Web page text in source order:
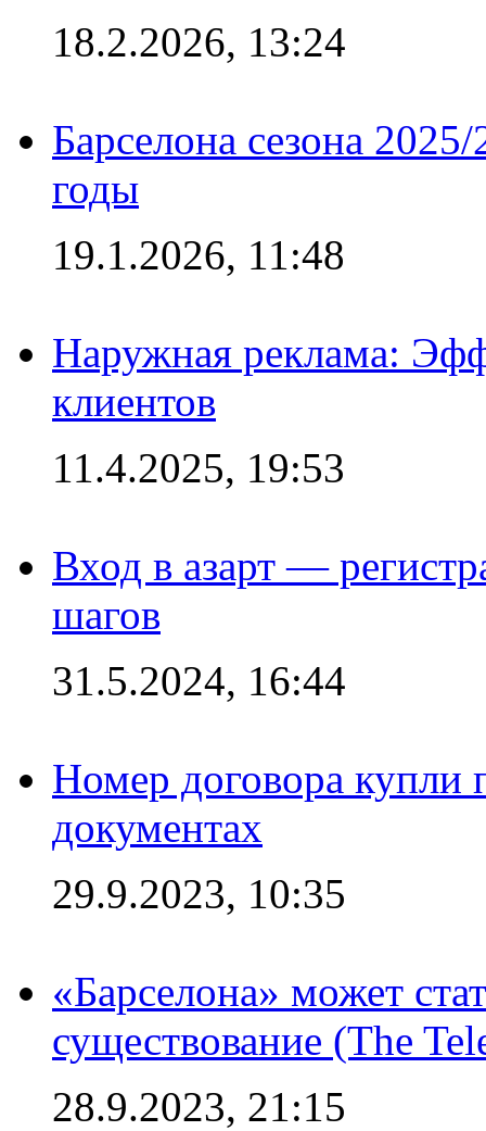
18.2.2026, 13:24
Барселона сезона
годы
19.1.2026, 11:48
Наружная реклама:
клиентов
11.4.2025, 19:53
Вход в азарт —
шагов
31.5.2024, 16:44
Номер договора купли
документах
29.9.2023, 10:35
«Барселона» может
существование (The
28.9.2023, 21:15